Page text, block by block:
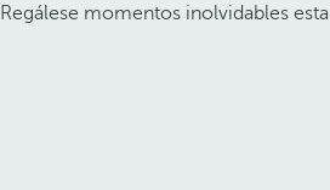
Regálese momentos inolvidables